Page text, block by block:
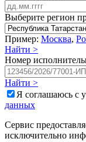
Выберите регион
Пример: Москва,
Найти >
Номер
Найти >
Я соглашаюсь с
данных
Сервис
исключительно